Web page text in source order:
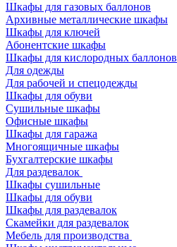
Шкафы для газовых баллонов
Архивные металлические шкафы
Шкафы для ключей
Абонентские шкафы
Шкафы для кислородных баллонов
Для одежды
Для рабочей и спецодежды
Шкафы для обуви
Сушильные шкафы
Офисные шкафы
Шкафы для гаража
Многоящичные шкафы
Бухгалтерские шкафы
Для раздевалок
Шкафы сушильные
Шкафы для обуви
Шкафы для раздевалок
Скамейки для раздевалок
Мебель для производства